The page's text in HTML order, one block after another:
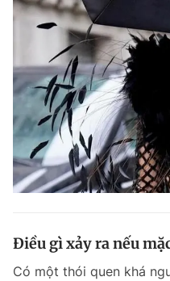
Theo dõi báo trên
Hotline
0906 645 777
Đặt báo Quảng cáo
Phó tổng biên tập: Lâm Hiếu
Phó tổng biên tập: Trần Việt
Tổng thư ký tòa soạn: Đức Trung
Điều gì xảy ra nếu
Có một thói quen khá